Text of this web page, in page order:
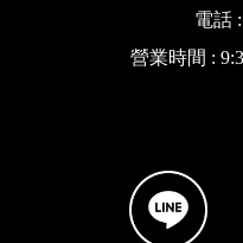
電話
營業時間 :